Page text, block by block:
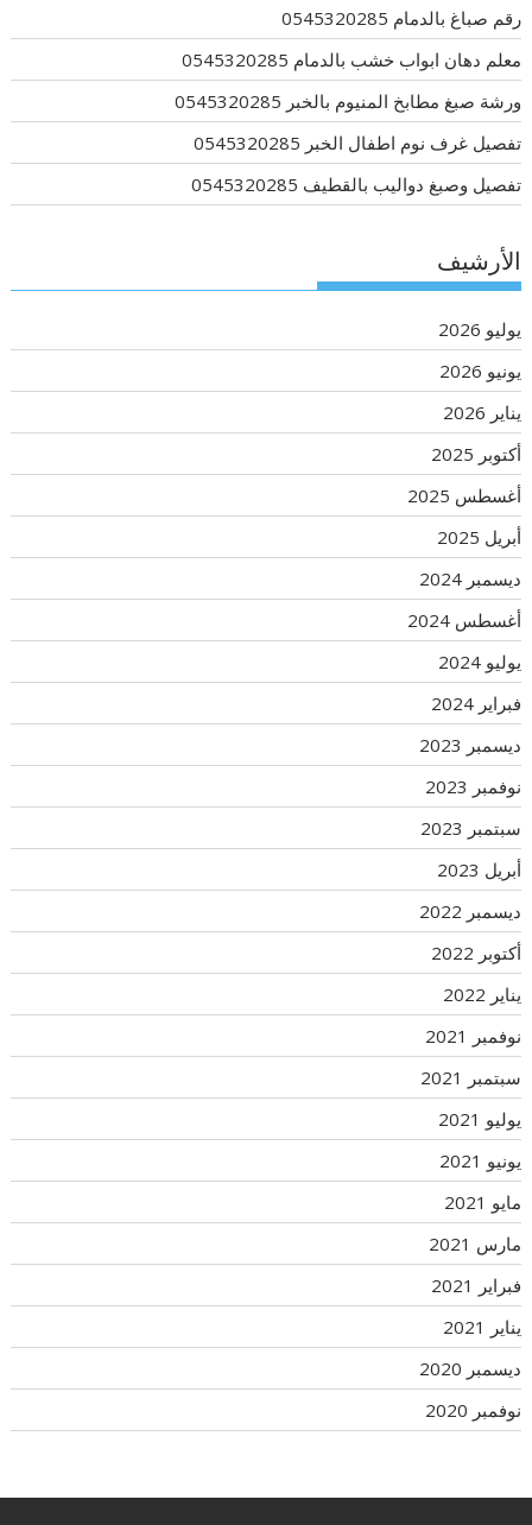
رقم صباغ بالدمام 0545320285
معلم دهان ابواب خشب بالدمام 0545320285
ورشة صبغ مطابخ المنيوم بالخبر 0545320285
تفصيل غرف نوم اطفال الخبر 0545320285
تفصيل وصبغ دواليب بالقطيف 0545320285
الأرشيف
يوليو 2026
يونيو 2026
يناير 2026
أكتوبر 2025
أغسطس 2025
أبريل 2025
ديسمبر 2024
أغسطس 2024
يوليو 2024
فبراير 2024
ديسمبر 2023
نوفمبر 2023
سبتمبر 2023
أبريل 2023
ديسمبر 2022
أكتوبر 2022
يناير 2022
نوفمبر 2021
سبتمبر 2021
يوليو 2021
يونيو 2021
مايو 2021
مارس 2021
فبراير 2021
يناير 2021
ديسمبر 2020
نوفمبر 2020